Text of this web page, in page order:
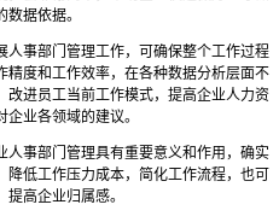
据依据。
人事部门管理工作，可确保整个工作过程
度和工作效率，在各种数据分析层面不
进员工当前工作模式，提高企业人力资
业各领域的建议。
人事部门管理具有重要意义和作用，确实
低工作压力成本，简化工作流程，也可
高企业归属感。